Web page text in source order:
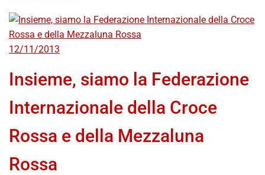
12/11/2013
Insieme, siamo la Federazione
Internazionale della Croce
Rossa e della Mezzaluna
Rossa